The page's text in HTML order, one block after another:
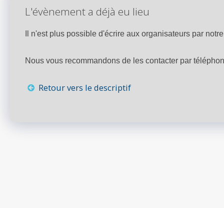
L'évènement a déjà eu lieu
Il n'est plus possible d'écrire aux organisateurs par
Nous vous recommandons de les contacter par
Retour vers le descriptif